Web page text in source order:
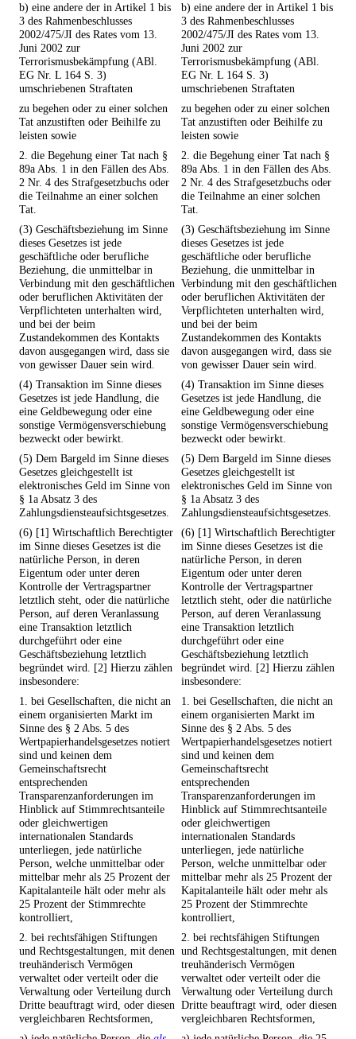
b) eine andere der in Artikel 1 bis
3 des Rahmenbeschlusses
2002/475/JI des Rates vom 13.
Juni 2002 zur
Terrorismusbekämpfung (ABl.
EG Nr. L 164 S. 3)
umschriebenen Straftaten
b) eine andere der in Artikel 1 bis
3 des Rahmenbeschlusses
2002/475/JI des Rates vom 13.
Juni 2002 zur
Terrorismusbekämpfung (ABl.
EG Nr. L 164 S. 3)
umschriebenen Straftaten
zu begehen oder zu einer solchen
Tat anzustiften oder Beihilfe zu
leisten sowie
zu begehen oder zu einer solchen
Tat anzustiften oder Beihilfe zu
leisten sowie
2. die Begehung einer Tat nach §
89a Abs. 1 in den Fällen des Abs.
2 Nr. 4 des Strafgesetzbuchs oder
die Teilnahme an einer solchen
Tat.
2. die Begehung einer Tat nach §
89a Abs. 1 in den Fällen des Abs.
2 Nr. 4 des Strafgesetzbuchs oder
die Teilnahme an einer solchen
Tat.
(3) Geschäftsbeziehung im Sinne
dieses Gesetzes ist jede
geschäftliche oder berufliche
Beziehung, die unmittelbar in
Verbindung mit den geschäftlichen
oder beruflichen Aktivitäten der
Verpflichteten unterhalten wird,
und bei der beim
Zustandekommen des Kontakts
davon ausgegangen wird, dass sie
von gewisser Dauer sein wird.
(3) Geschäftsbeziehung im Sinne
dieses Gesetzes ist jede
geschäftliche oder berufliche
Beziehung, die unmittelbar in
Verbindung mit den geschäftlichen
oder beruflichen Aktivitäten der
Verpflichteten unterhalten wird,
und bei der beim
Zustandekommen des Kontakts
davon ausgegangen wird, dass sie
von gewisser Dauer sein wird.
(4) Transaktion im Sinne dieses
Gesetzes ist jede Handlung, die
eine Geldbewegung oder eine
sonstige Vermögensverschiebung
bezweckt oder bewirkt.
(4) Transaktion im Sinne dieses
Gesetzes ist jede Handlung, die
eine Geldbewegung oder eine
sonstige Vermögensverschiebung
bezweckt oder bewirkt.
(5) Dem Bargeld im Sinne dieses
Gesetzes gleichgestellt ist
elektronisches Geld im Sinne von
§ 1a Absatz 3 des
Zahlungsdiensteaufsichtsgesetzes.
(5) Dem Bargeld im Sinne dieses
Gesetzes gleichgestellt ist
elektronisches Geld im Sinne von
§ 1a Absatz 3 des
Zahlungsdiensteaufsichtsgesetzes.
(6) [1] Wirtschaftlich Berechtigter
im Sinne dieses Gesetzes ist die
natürliche Person, in deren
Eigentum oder unter deren
Kontrolle der Vertragspartner
letztlich steht, oder die natürliche
Person, auf deren Veranlassung
eine Transaktion letztlich
durchgeführt oder eine
Geschäftsbeziehung letztlich
begründet wird. [2] Hierzu zählen
insbesondere:
(6) [1] Wirtschaftlich Berechtigter
im Sinne dieses Gesetzes ist die
natürliche Person, in deren
Eigentum oder unter deren
Kontrolle der Vertragspartner
letztlich steht, oder die natürliche
Person, auf deren Veranlassung
eine Transaktion letztlich
durchgeführt oder eine
Geschäftsbeziehung letztlich
begründet wird. [2] Hierzu zählen
insbesondere:
1. bei Gesellschaften, die nicht an
einem organisierten Markt im
Sinne des § 2 Abs. 5 des
Wertpapierhandelsgesetzes notiert
sind und keinen dem
Gemeinschaftsrecht
entsprechenden
Transparenzanforderungen im
Hinblick auf Stimmrechtsanteile
oder gleichwertigen
internationalen Standards
unterliegen, jede natürliche
Person, welche unmittelbar oder
mittelbar mehr als 25 Prozent der
Kapitalanteile hält oder mehr als
25 Prozent der Stimmrechte
kontrolliert,
1. bei Gesellschaften, die nicht an
einem organisierten Markt im
Sinne des § 2 Abs. 5 des
Wertpapierhandelsgesetzes notiert
sind und keinen dem
Gemeinschaftsrecht
entsprechenden
Transparenzanforderungen im
Hinblick auf Stimmrechtsanteile
oder gleichwertigen
internationalen Standards
unterliegen, jede natürliche
Person, welche unmittelbar oder
mittelbar mehr als 25 Prozent der
Kapitalanteile hält oder mehr als
25 Prozent der Stimmrechte
kontrolliert,
2. bei rechtsfähigen Stiftungen
und Rechtsgestaltungen, mit denen
treuhänderisch Vermögen
verwaltet oder verteilt oder die
Verwaltung oder Verteilung durch
Dritte beauftragt wird, oder diesen
vergleichbaren Rechtsformen,
2. bei rechtsfähigen Stiftungen
und Rechtsgestaltungen, mit denen
treuhänderisch Vermögen
verwaltet oder verteilt oder die
Verwaltung oder Verteilung durch
Dritte beauftragt wird, oder diesen
vergleichbaren Rechtsformen,